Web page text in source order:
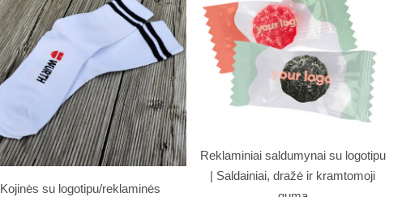
Kojinės su logotipu/reklaminės
Reklaminiai saldumynai su logotipu
| Saldainiai, dražė ir kramtomoji